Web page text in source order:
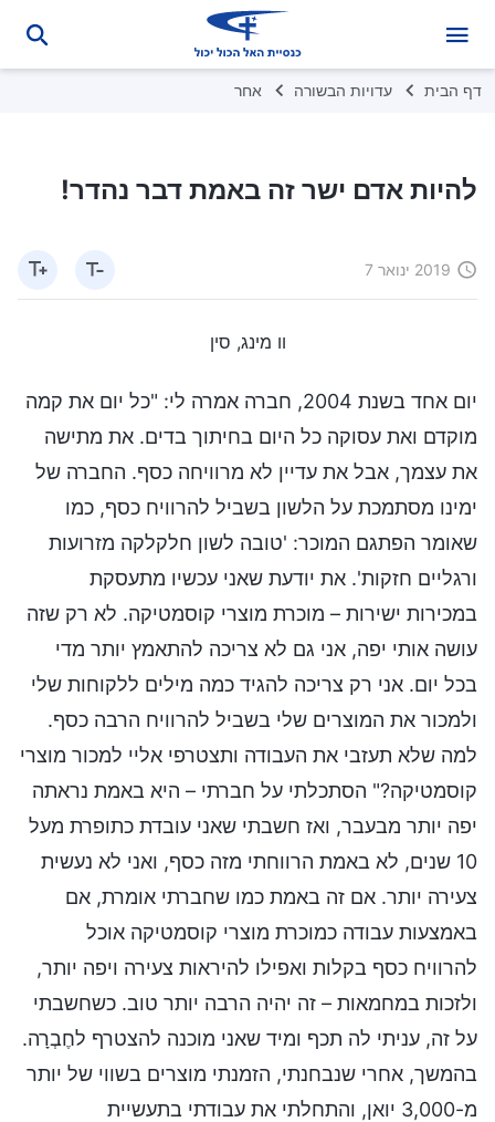
דף הבית עדויות הבשורה אחר
להיות אדם ישר זה באמת דבר נהדר!
2019 ינואר 7
וו מינג, סין
יום אחד בשנת 2004, חברה אמרה לי: "כל יום את קמה
מוקדם ואת עסוקה כל היום בחיתוך בדים. את מתישה
את עצמך, אבל את עדיין לא מרוויחה כסף. החברה של
ימינו מסתמכת על הלשון בשביל להרוויח כסף, כמו
שאומר הפתגם המוכר: 'טובה לשון חלקלקה מזרועות
ורגליים חזקות'. את יודעת שאני עכשיו מתעסקת
במכירות ישירות – מוכרת מוצרי קוסמטיקה. לא רק שזה
עושה אותי יפה, אני גם לא צריכה להתאמץ יותר מדי
בכל יום. אני רק צריכה להגיד כמה מילים ללקוחות שלי
ולמכור את המוצרים שלי בשביל להרוויח הרבה כסף.
למה שלא תעזבי את העבודה ותצטרפי אליי למכור מוצרי
קוסמטיקה?" הסתכלתי על חברתי – היא באמת נראתה
יפה יותר מבעבר, ואז חשבתי שאני עובדת כתופרת מעל
10 שנים, לא באמת הרווחתי מזה כסף, ואני לא נעשית
צעירה יותר. אם זה באמת כמו שחברתי אומרת, אם
באמצעות עבודה כמוכרת מוצרי קוסמטיקה אוכל
להרוויח כסף בקלות ואפילו להיראות צעירה ויפה יותר,
ולזכות במחמאות – זה יהיה הרבה יותר טוב. כשחשבתי
על זה, עניתי לה תכף ומיד שאני מוכנה להצטרף לחֶבְרָה.
בהמשך, אחרי שנבחנתי, הזמנתי מוצרים בשווי של יותר
מ-3,000 יואן, והתחלתי את עבודתי בתעשיית